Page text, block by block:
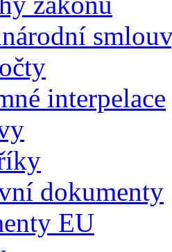
interpelace
dokumenty
EU